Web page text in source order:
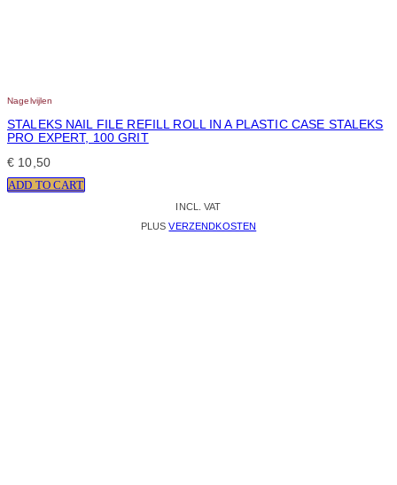
Nagelvijlen
STALEKS NAIL FILE REFILL ROLL IN A PLASTIC CASE STALEKS
PRO EXPERT, 100 GRIT
€ 10,50
ADD TO CART
INCL. VAT
PLUSVERZENDKOSTEN